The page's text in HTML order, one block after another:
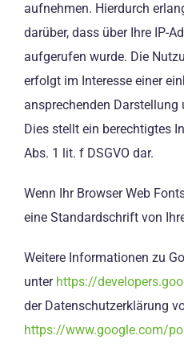
aufnehmen. Hierdurch
darüber, dass über Ihre IP-
aufgerufen wurde. Die
erfolgt im Interesse einer
ansprechenden Darstellung
Dies stellt ein berechtigtes
Abs. 1 lit. f DSGVO dar.
Wenn Ihr Browser Web
eine Standardschrift von
Weitere Informationen zu
unter https://
der Datenschutzerklärung
https://www.google.com/